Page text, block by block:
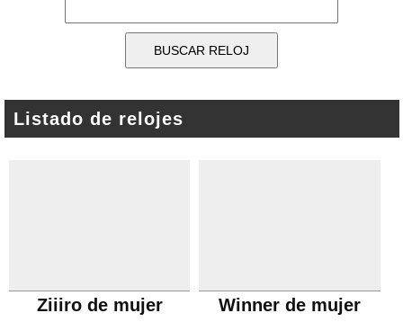
Listado de relojes
Ziiiro de mujer Winner de mujer